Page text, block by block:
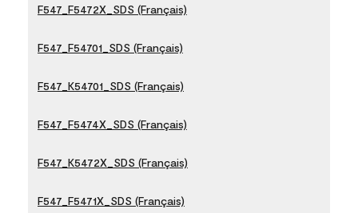
F547_F5472X_SDS (Français)
F547_F54701_SDS (Français)
F547_K54701_SDS (Français)
F547_F5474X_SDS (Français)
F547_K5472X_SDS (Français)
F547_F5471X_SDS (Français)